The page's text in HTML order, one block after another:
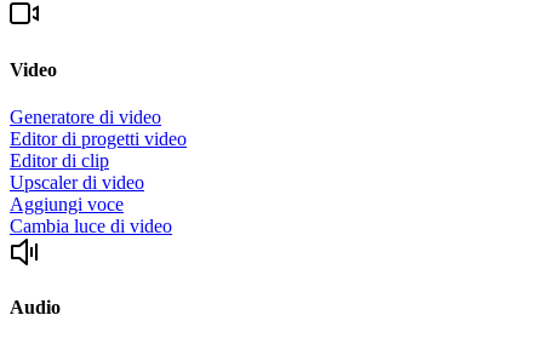
Video
Generatore di video
Editor di progetti video
Editor di clip
Upscaler di video
Aggiungi voce
Cambia luce di video
Audio